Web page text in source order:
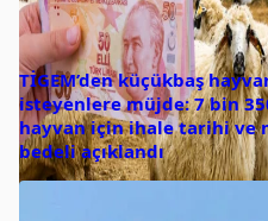
TİGEM’den küçükbaş
isteyenlere müjde: 7 bin
hayvan için ihale tarihi ve
bedeli açıklandı